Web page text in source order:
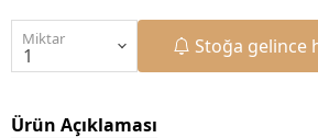
Miktar Stoğa gelince
Ürün Açıklaması